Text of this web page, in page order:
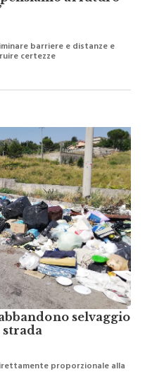
barriere e distanze e
certezze
selvaggio
proporzionale alla